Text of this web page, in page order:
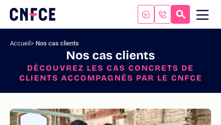
contenu
la
Logo
site
Accueil Nos cas clients
Nos cas clients
DÉCOUVREZ LES CAS CONCRETS DE
CLIENTS ACCOMPAGNÉS PAR LE CNFCE